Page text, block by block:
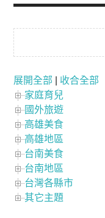
展開全部
收合全部
家庭育兒
國外旅遊
高雄美食
高雄地區
台南美食
台南地區
台灣各縣市
其它主題